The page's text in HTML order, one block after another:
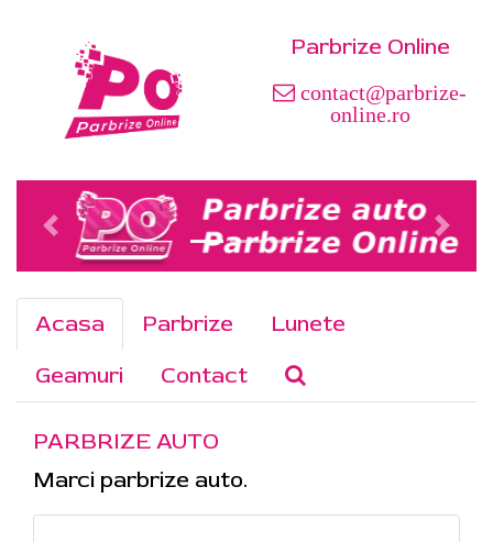
Parbrize Online
contact@parbrize-
online.ro
Acasa Parbrize
Lunete
Geamuri
Contact
PARBRIZE AUTO
Marci parbrize auto.